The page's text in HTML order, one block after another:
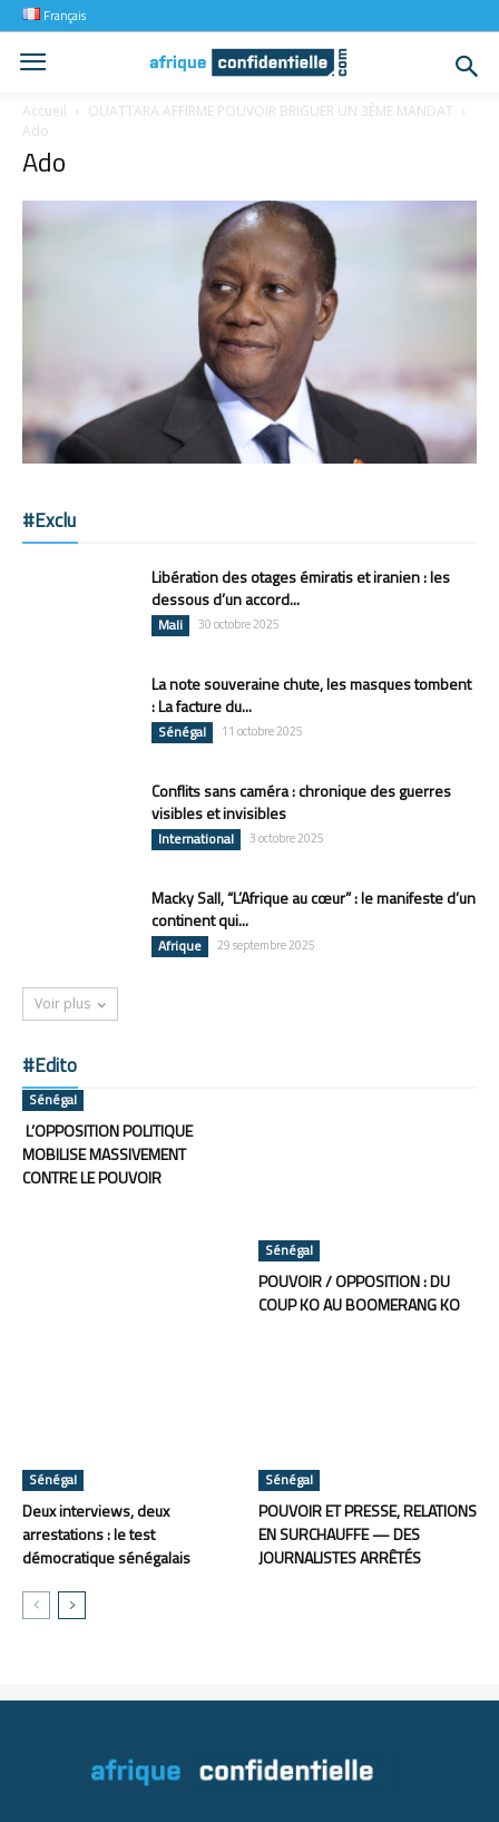
Français
Accueil
OUATTARA AFFIRME POUVOIR BRIGUER UN 3ÈME MANDAT
Ado
Ado
#Exclu
Libération des otages émiratis et iranien : les
dessous d’un accord...
Mali 30 octobre 2025
La note souveraine chute, les masques tombent
: La facture du...
Sénégal 11 octobre 2025
Conflits sans caméra : chronique des guerres
visibles et invisibles
International 3 octobre 2025
Macky Sall, “L’Afrique au cœur” : le manifeste d’un
continent qui...
Afrique 29 septembre 2025
Voir plus
#Edito
Sénégal
L’OPPOSITION POLITIQUE
MOBILISE MASSIVEMENT
CONTRE LE POUVOIR
Sénégal
POUVOIR / OPPOSITION : DU
COUP KO AU BOOMERANG KO
Sénégal
Deux interviews, deux
arrestations : le test
démocratique sénégalais
Sénégal
POUVOIR ET PRESSE, RELATIONS
EN SURCHAUFFE — DES
JOURNALISTES ARRÊTÉS